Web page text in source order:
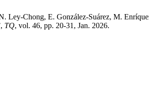
Ley-Chong, E. González-Suárez, M.
TQ, vol. 46, pp. 20-31, Jan. 2026.